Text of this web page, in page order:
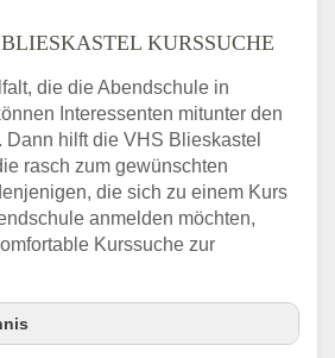
KURSSUCHE
die die Abendschule in
Interessenten mitunter den
hilft die VHS Blieskastel
rasch zum gewünschten
die sich zu einem Kurs
anmelden möchten,
Kurssuche zur